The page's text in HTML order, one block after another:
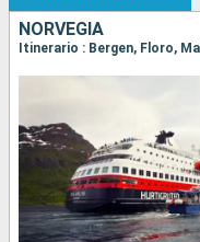
NORVEGIA